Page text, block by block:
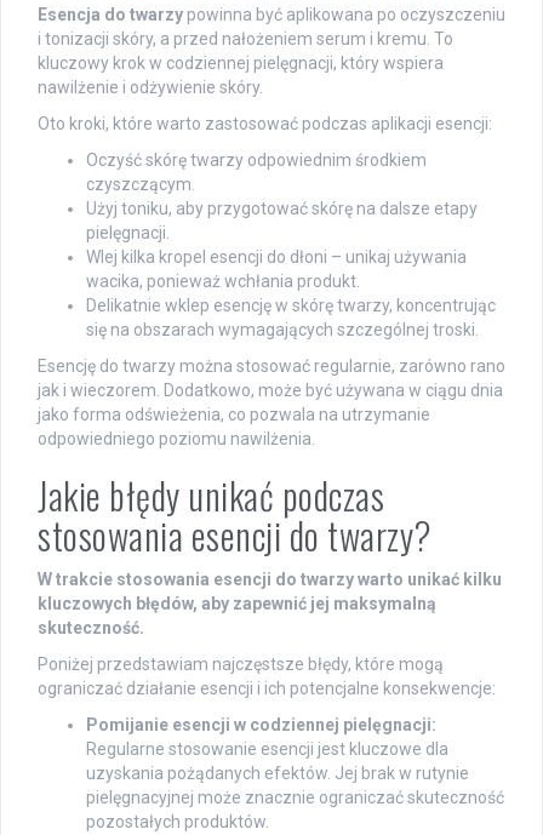
Esencja do twarzy powinna być aplikowana po oczyszczeniu
i tonizacji skóry, a przed nałożeniem serum i kremu. To
kluczowy krok w codziennej pielęgnacji, który wspiera
nawilżenie i odżywienie skóry.
Oto kroki, które warto zastosować podczas aplikacji esencji:
Oczyść skórę twarzy odpowiednim środkiem
czyszczącym.
Użyj toniku, aby przygotować skórę na dalsze etapy
pielęgnacji.
Wlej kilka kropel esencji do dłoni – unikaj używania
wacika, ponieważ wchłania produkt.
Delikatnie wklep esencję w skórę twarzy, koncentrując
się na obszarach wymagających szczególnej troski.
Esencję do twarzy można stosować regularnie, zarówno rano
jak i wieczorem. Dodatkowo, może być używana w ciągu dnia
jako forma odświeżenia, co pozwala na utrzymanie
odpowiedniego poziomu nawilżenia.
Jakie błędy unikać podczas
stosowania esencji do twarzy?
W trakcie stosowania esencji do twarzy warto unikać kilku
kluczowych błędów, aby zapewnić jej maksymalną
skuteczność.
Poniżej przedstawiam najczęstsze błędy, które mogą
ograniczać działanie esencji i ich potencjalne konsekwencje:
Pomijanie esencji w codziennej pielęgnacji:
Regularne stosowanie esencji jest kluczowe dla
uzyskania pożądanych efektów. Jej brak w rutynie
pielęgnacyjnej może znacznie ograniczać skuteczność
pozostałych produktów.